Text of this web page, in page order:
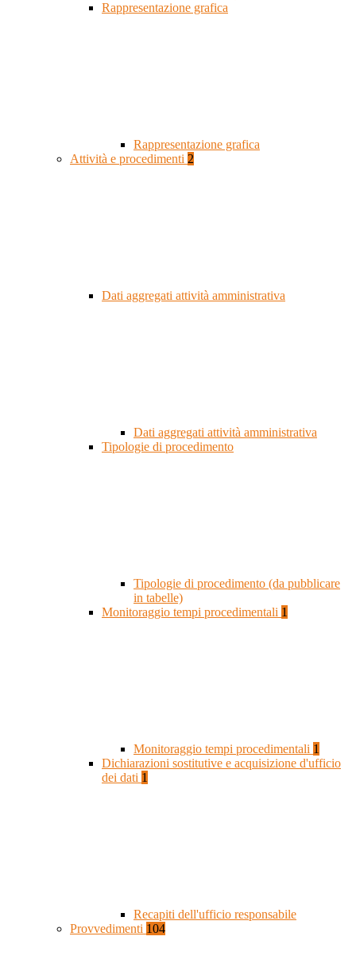
Rappresentazione grafica
Rappresentazione grafica
Attività e procedimenti 2
Dati aggregati attività amministrativa
Dati aggregati attività amministrativa
Tipologie di procedimento
Tipologie di procedimento (da pubblicare
in tabelle)
Monitoraggio tempi procedimentali 1
Monitoraggio tempi procedimentali 1
Dichiarazioni sostitutive e acquisizione d'ufficio
dei dati 1
Recapiti dell'ufficio responsabile
Provvedimenti 104